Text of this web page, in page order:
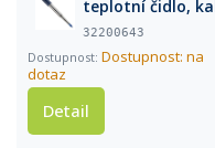
teplotní čidlo,
32200643
Dostupnost: na
dotaz
Detail